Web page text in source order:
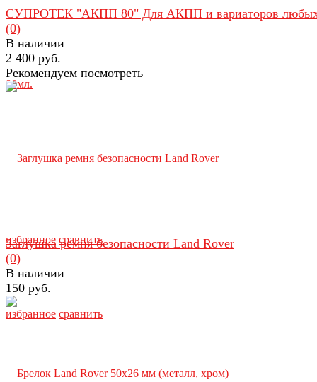
избранное сравнить
СУПРОТЕК "АКПП 80" Для АКПП и вариаторов
(0)
В наличии
2 400 руб.
Рекомендуем посмотреть
избранное сравнить
Заглушка ремня безопасности Land Rover
(0)
В наличии
150 руб.